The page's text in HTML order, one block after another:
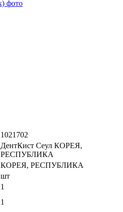
1021702
ДентКист Сеул КОРЕЯ,
РЕСПУБЛИКА
КОРЕЯ, РЕСПУБЛИКА
шт
1
1